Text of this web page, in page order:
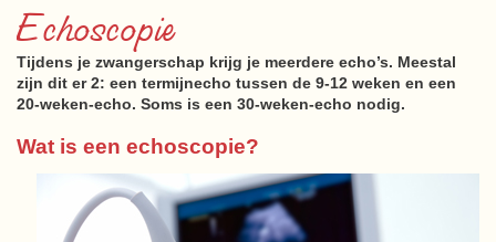
Echoscopie
Tijdens je zwangerschap krijg je meerdere echo’s. Meestal
zijn dit er 2: een termijnecho tussen de 9-12 weken en een
20-weken-echo. Soms is een 30-weken-echo nodig.
Wat is een echoscopie?